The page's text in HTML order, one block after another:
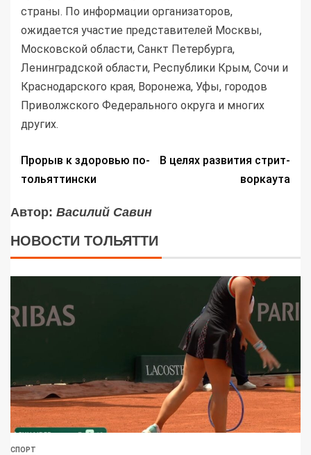
страны. По информации организаторов,
ожидается участие представителей Москвы,
Московской области, Санкт Петербурга,
Ленинградской области, Республики Крым, Сочи и
Краснодарского края, Воронежа, Уфы, городов
Приволжского Федерального округа и многих
других.
Прорыв к здоровью по-
тольяттински
В целях развития стрит-
воркаута
Автор: Василий Савин
НОВОСТИ ТОЛЬЯТТИ
СПОРТ